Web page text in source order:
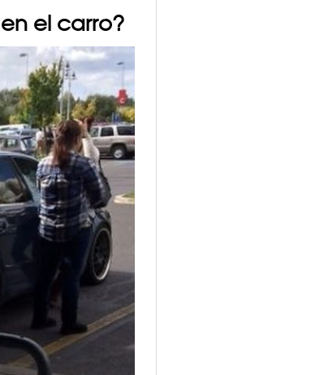
el carro?